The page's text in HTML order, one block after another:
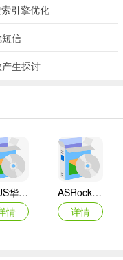
引擎优化
信
生探讨
ASUS华硕F1A55-M LX3 R2.0主板BIOS
情
ASRock华擎IMB-A160主板BIOS
详情